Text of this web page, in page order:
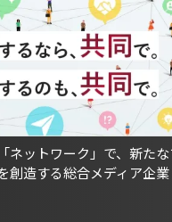
ネットワーク」で、新た
創造する総合メディア企業